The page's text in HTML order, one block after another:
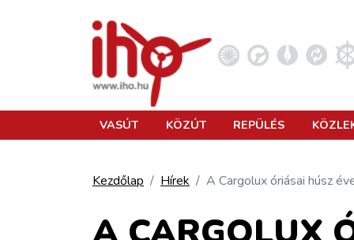
VASÚT KÖZÚT REPÜLÉS
Kezdőlap Hírek A Cargolux óriásai húsz